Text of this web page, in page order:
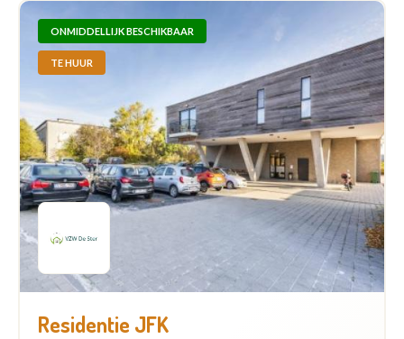
ONMIDDELLIJK BESCHIKBAAR
TE HUUR
Residentie JFK